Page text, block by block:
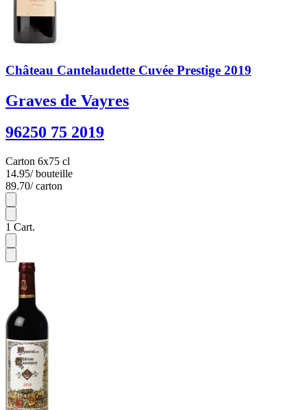
Château Cantelaudette Cuvée Prestige 2019
Graves de Vayres
96250 75 2019
Carton 6x75 cl
14.95/ bouteille
89.70/ carton
1 Cart.